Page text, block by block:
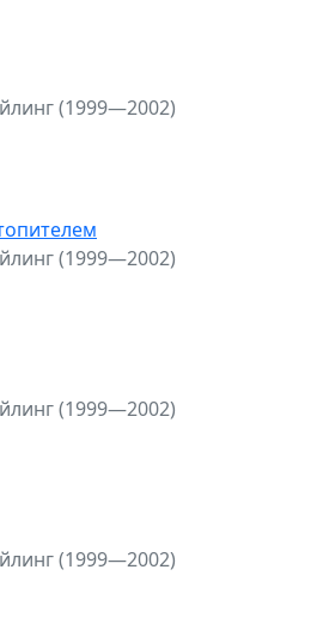
(1999—2002)
(1999—2002)
(1999—2002)
(1999—2002)